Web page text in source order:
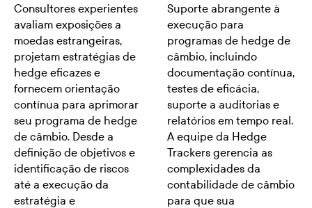
Consultores experientes
avaliam exposições a
moedas estrangeiras,
projetam estratégias de
hedge eficazes e
fornecem orientação
contínua para aprimorar
seu programa de hedge
de câmbio. Desde a
definição de objetivos e
identificação de riscos
até a execução da
estratégia e
Suporte abrangente à
execução para
programas de hedge de
câmbio, incluindo
documentação contínua,
testes de eficácia,
suporte a auditorias e
relatórios em tempo real.
A equipe da Hedge
Trackers gerencia as
complexidades da
contabilidade de câmbio
para que sua